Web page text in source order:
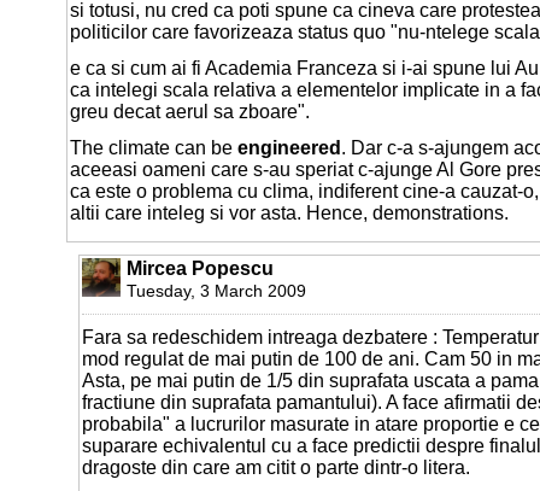
si totusi, nu cred ca poti spune ca cineva care
politicilor care favorizeaza status quo "nu-ntelege
e ca si cum ai fi Academia Franceza si i-ai spune lui
ca intelegi scala relativa a elementelor implicate in a
greu decat aerul sa zboare".
The climate can be engineered . Dar c-a s-ajungem
aceeasi oameni care s-au speriat c-ajunge Al Gore
ca este o problema cu clima, indiferent cine-a cauzat-
altii care inteleg si vor asta. Hence, demonstrations.
Mircea Popescu
Tuesday, 3 March 2009
Fara sa redeschidem intreaga dezbatere :
mod regulat de mai putin de 100 de ani. Cam 50 in
Asta, pe mai putin de 1/5 din suprafata uscata a
fractiune din suprafata pamantului). A face afirmatii
probabila" a lucrurilor masurate in atare proportie e
suparare echivalentul cu a face predictii despre
dragoste din care am citit o parte dintr-o litera.